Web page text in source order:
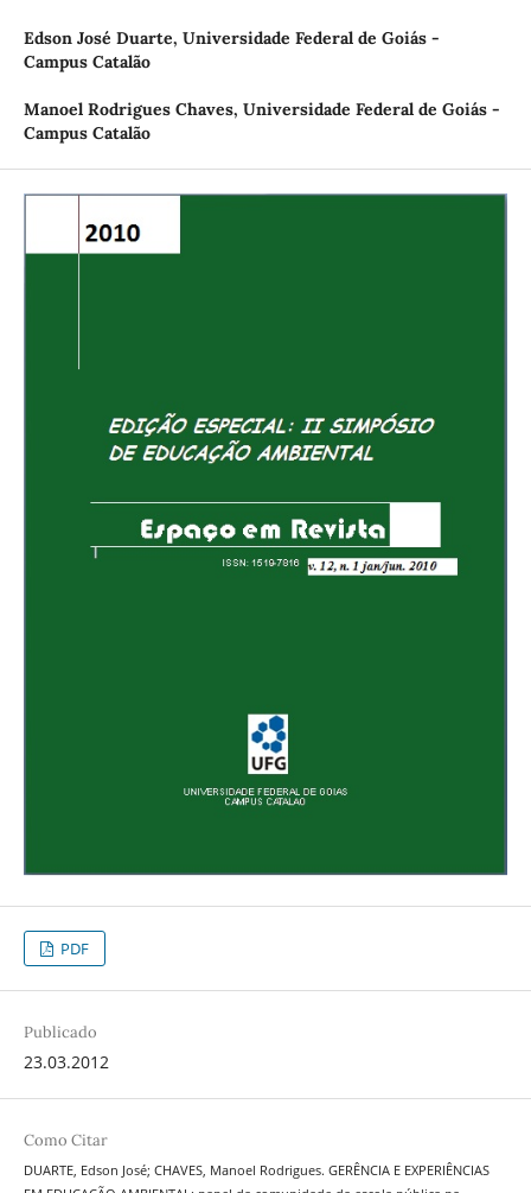
Edson José Duarte, Universidade Federal de Goiás -
Campus Catalão
Manoel Rodrigues Chaves, Universidade Federal de Goiás -
Campus Catalão
PDF
Publicado
23.03.2012
Como Citar
DUARTE, Edson José; CHAVES, Manoel Rodrigues. GERÊNCIA E EXPERIÊNCIAS